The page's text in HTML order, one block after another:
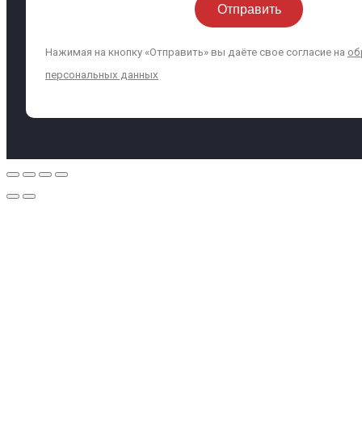
Нажимая на кнопку «Отправить» вы даёте свое согласие на
персональных данных